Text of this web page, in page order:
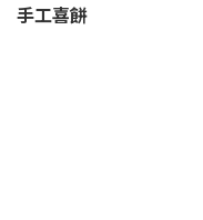
手工喜餅